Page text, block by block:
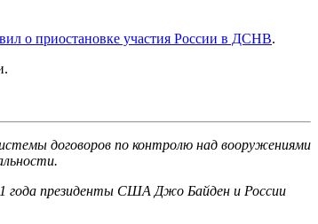
о приостановке участия России в ДСНВ.
договоров по контролю над вооружениями
года президенты США Джо Байден и России